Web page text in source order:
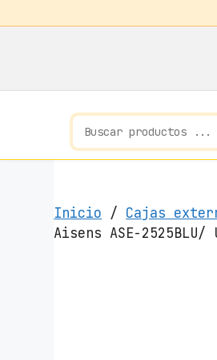
Inicio / Cajas
Aisens ASE-